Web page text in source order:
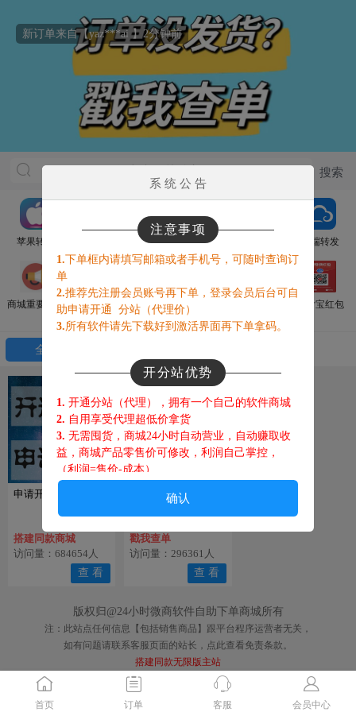
新订单来自【yaz***ai 】2分钟前
苹果转发 安卓转发 云端转发
商城重要通知 云端秒包 官方辅助 支付宝红包
全部
申请开通代理
搭建同款商城
访问量：684654人
查 看
订单没发货？订单查
戳我查单
访问量：296361人
查 看
版权归@24小时微商软件自助下单商城所有
注：此站点任何信息【包括销售商品】跟平台程序运营者无关，
如有问题请联系客服页面的站长，点此查看免责条款。
搭建同款无限版主站
首页 订单 客服 会员中心
系 统 公 告
注意事项
1.下单框内请填写邮箱或者手机号，可随时查询订
单
2.推荐先注册会员账号再下单，登录会员后台可自
助申请开通 分站（代理价）
3.所有软件请先下载好到激活界面再下单拿码。
开分站优势
1. 开通分站（代理），拥有一个自己的软件商城
2. 自用享受代理超低价拿货
3. 无需囤货，商城24小时自动营业，自动赚取收
益，商城产品零售价可修改，利润自己掌控，
（利润=售价-成本 ）
4.
客户在你商城开通分站代理 提成也属于你，躺
赚！
6.你的代理每出一单你都有佣金，躺赚！
售后须知
不可刷机换机，不可恢复出厂设置，不可系统
升级、 更换手机卡等操作，激活码请妥善保管，
后期升级可能会用到，丢失激活码请重新购买，
苹果用户请勿打开广告追踪标识。
如遇腾讯查封，政府查封，开发商被抓跑路，
服务器系统维护瘫痪，等不可抗拒因素，概不退
确认